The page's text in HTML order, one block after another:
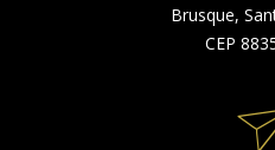
Brusque,
CEP